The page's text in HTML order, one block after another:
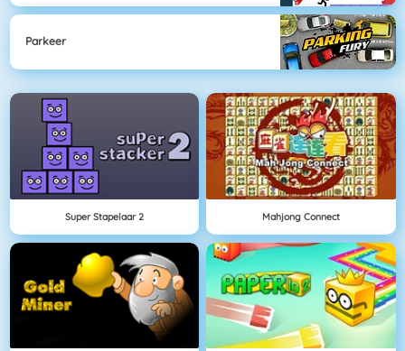
Parkeer
Super Stapelaar 2 Mahjong Connect